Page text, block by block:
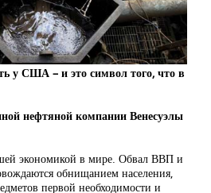
у США – и это символ того, что в
нефтяной компании Венесуэлы
экономикой в мире. Обвал ВВП и
обнищанием населения,
первой необходимости и